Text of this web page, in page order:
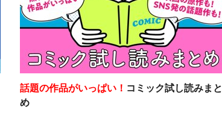
話題の作品がいっぱい！ コミック試し読みまと
め